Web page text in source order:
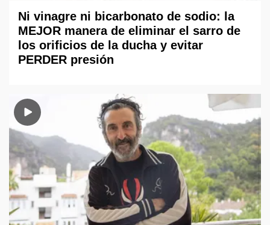
Ni vinagre ni bicarbonato de sodio: la
MEJOR manera de eliminar el sarro de
los orificios de la ducha y evitar
PERDER presión